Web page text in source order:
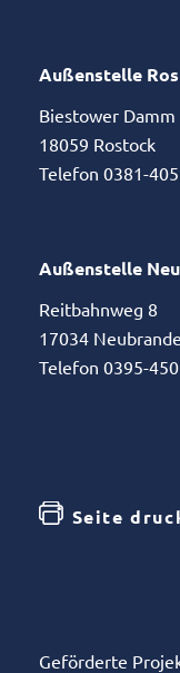
Außenstelle
Biestower Damm
18059 Rostock
Telefon 0381-
Außenstelle
Reitbahnweg 8
17034
Telefon 0395-
Seite
Geförderte